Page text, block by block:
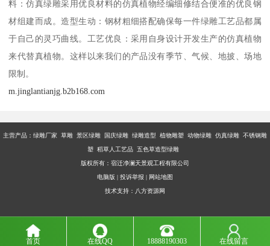
料：仿真绿雕采用优良材料的仿真植物经编细修结合便准的优良钢
材组建而成。造型生动：钢材粗细搭配确保每一件绿雕工艺品都属
于自己的灵巧曲线。工艺优良：采用自身设计开发生产的仿真植物
来代替真植物。这样以来我们的产品没有季节、气候、地披、场地
限制。
m.jinglantianjg.b2b168.com
主营产品： 绿雕厂家 草雕 景区绿雕 国庆绿雕 绿雕造型 植物雕塑 动物绿雕 仿真绿雕 不锈钢雕
塑 稻草人工艺品 五色草造型绿雕
版权所有：宿迁净澜天景观工程有限公司
电脑版 | 投诉举报 | 网站地图
技术支持： 八方资源网
首页 在线QQ 18888190303 在线留言